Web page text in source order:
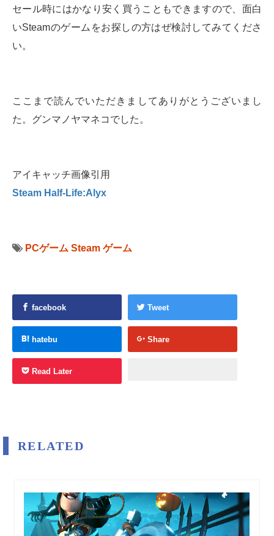
セール時にはかなり安く買うこともできますので、面白
いSteamのゲームをお探しの方はぜ検討してみてくださ
い。
ここまで読んでいただきましてありがとうございまし
た。グンマノヤマネコでした。
アイキャッチ画像引用
Steam Half-Life:Alyx
PCゲーム Steam ゲーム
facebook Tweet
hatebu Share
Read Later
RELATED